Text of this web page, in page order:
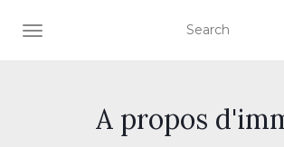
AFFICHER/MASQUER LA NAVIGATION
A propos